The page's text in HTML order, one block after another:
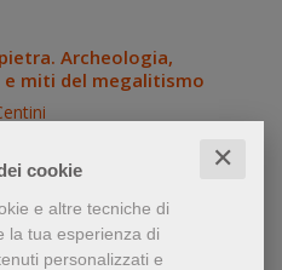
cookie ✕
e altre tecniche di
la tua esperienza di
personalizzati e
Archeologia,
miti del megalitismo
2026